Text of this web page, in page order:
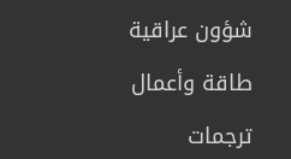
شؤون عراقية
طاقة وأعمال
ترجمات